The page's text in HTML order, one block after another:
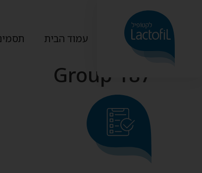
עמוד הבית
Group 187